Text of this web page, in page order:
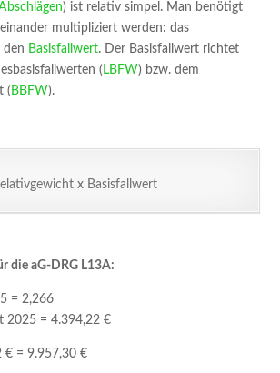
) ist relativ simpel. Man benötigt
multipliziert werden: das
den Basisfallwert. Der Basisfallwert richtet
( LBFW) bzw. dem
( BBFW).
x Basisfallwert
die aG-DRG L13A:
= 2,266
2025 = 4.394,22 €
€ = 9.957,30 €